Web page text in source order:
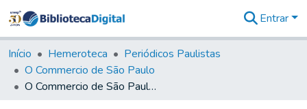
&
Coleções
Tudo na
Biblioteca
Entrar
Início Hemeroteca
Periódicos Paulistas
O Commercio de São Paulo
O Commercio de São Paulo, 1897, Ano V, n. 1292